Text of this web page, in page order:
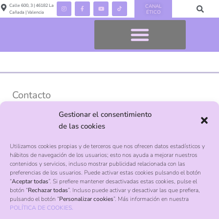
Gestionar el consentimiento
de las cookies
Utilizamos cookies propias y de terceros que nos ofrecen datos estadísticos y
hábitos de navegación de los usuarios; esto nos ayuda a mejorar nuestros
contenidos y servicios, incluso mostrar publicidad relacionada con las
preferencias de los usuarios. Puede activar estas cookies pulsando el botón
“Aceptar todas”. Si prefiere mantener desactivadas estas cookies, pulse el
botón “Rechazar todas”. Incluso puede activar y desactivar las que prefiera,
pulsando el botón “Personalizar cookies”. Más información en nuestra
POLÍTICA DE COOKIES.
Calle 600, 3 | 46182 La
Cañada | Valencia
CANAL
ÉTICO
Contacto
Calle 600, 3, La Cañada, Valencia, 46182
info@palmakids.es
Pago seguro con Visa y Mastercard